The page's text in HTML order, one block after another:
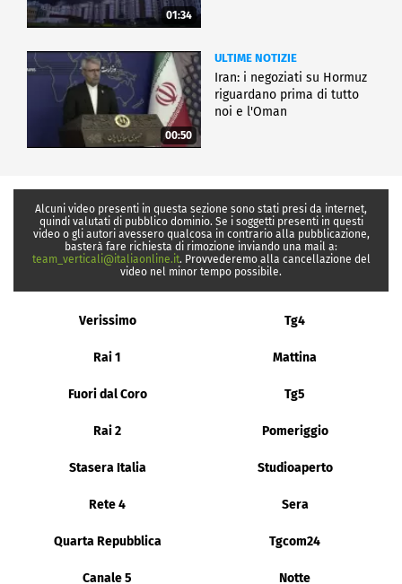
01:34
00:50
ULTIME NOTIZIE
Iran: i negoziati su Hormuz
riguardano prima di tutto
noi e l'Oman
Alcuni video presenti in questa sezione sono stati presi da internet,
quindi valutati di pubblico dominio. Se i soggetti presenti in questi
video o gli autori avessero qualcosa in contrario alla pubblicazione,
basterà fare richiesta di rimozione inviando una mail a:
team_verticali@italiaonline.it. Provvederemo alla cancellazione del
video nel minor tempo possibile.
Verissimo Tg4
Rai 1 Mattina
Fuori dal Coro Tg5
Rai 2 Pomeriggio
Stasera Italia Studioaperto
Rete 4 Sera
Quarta Repubblica Tgcom24
Canale 5 Notte